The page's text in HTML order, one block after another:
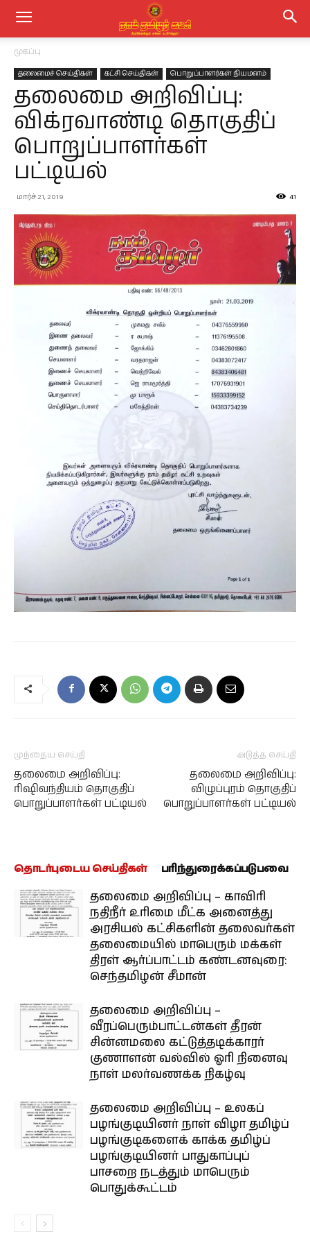
முகப்பு
தலைமைச் செய்திகள் கட்சி செய்திகள் பொறுப்பாளர்கள் நியமனம்
தலைமை அறிவிப்பு:
விக்ரவாண்டி தொகுதிப்
பொறுப்பாளர்கள்
பட்டியல்
மார்ச் 21, 2019 41
முந்தைய செய்தி
தலைமை அறிவிப்பு:
ரிஷிவந்தியம் தொகுதிப்
பொறுப்பாளர்கள் பட்டியல்
அடுத்த செய்தி
தலைமை அறிவிப்பு:
விழுப்புரம் தொகுதிப்
பொறுப்பாளர்கள் பட்டியல்
தொடர்புடைய செய்திகள் பரிந்துரைக்கப்படுபவை
தலைமை அறிவிப்பு – காவிரி
நதிநீர் உரிமை மீட்க அனைத்து
அரசியல் கட்சிகளின் தலைவர்கள்
தலைமையில் மாபெரும் மக்கள்
திரள் ஆர்ப்பாட்டம் கண்டனவுரை:
செந்தமிழன் சீமான்
தலைமை அறிவிப்பு –
வீரப்பெரும்பாட்டன்கள் தீரன்
சின்னமலை கட்டுத்தடிக்காரர்
குணாளன் வல்வில் ஓரி நினைவு
நாள் மலர்வணக்க நிகழ்வு
தலைமை அறிவிப்பு – உலகப்
பழங்குடியினர் நாள் விழா தமிழ்ப்
பழங்குடிகளைக் காக்க தமிழ்ப்
பழங்குடியினர் பாதுகாப்புப்
பாசறை நடத்தும் மாபெரும்
பொதுக்கூட்டம்